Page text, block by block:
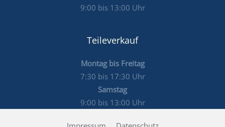
9:00 bis 13:00 Uhr
Teileverkauf
Montag bis Freitag
7:30 bis 17:30 Uhr
Samstag
9:00 bis 13:00 Uhr